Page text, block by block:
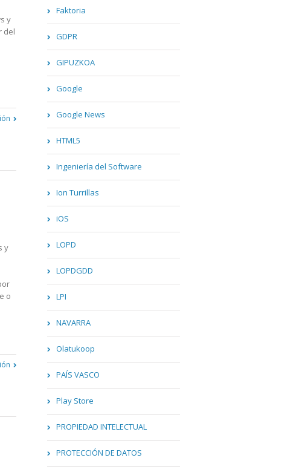
y
del
y
o
Faktoria
GDPR
GIPUZKOA
Google
Google News
HTML5
Ingeniería del Software
Ion Turrillas
iOS
LOPD
LOPDGDD
LPI
NAVARRA
Olatukoop
PAÍS VASCO
Play Store
PROPIEDAD INTELECTUAL
PROTECCIÓN DE DATOS